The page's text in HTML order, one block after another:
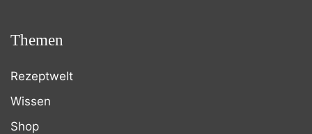
Themen
Rezeptwelt
Wissen
Shop